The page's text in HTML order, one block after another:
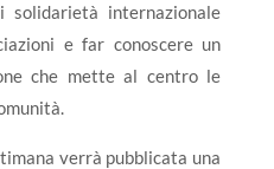
internazionale
e far conoscere un
che mette al centro le
verrà pubblicata una